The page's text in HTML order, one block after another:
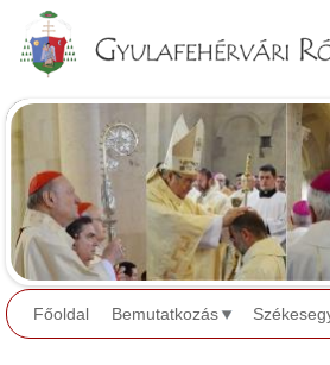
Főoldal Bemutatkozás